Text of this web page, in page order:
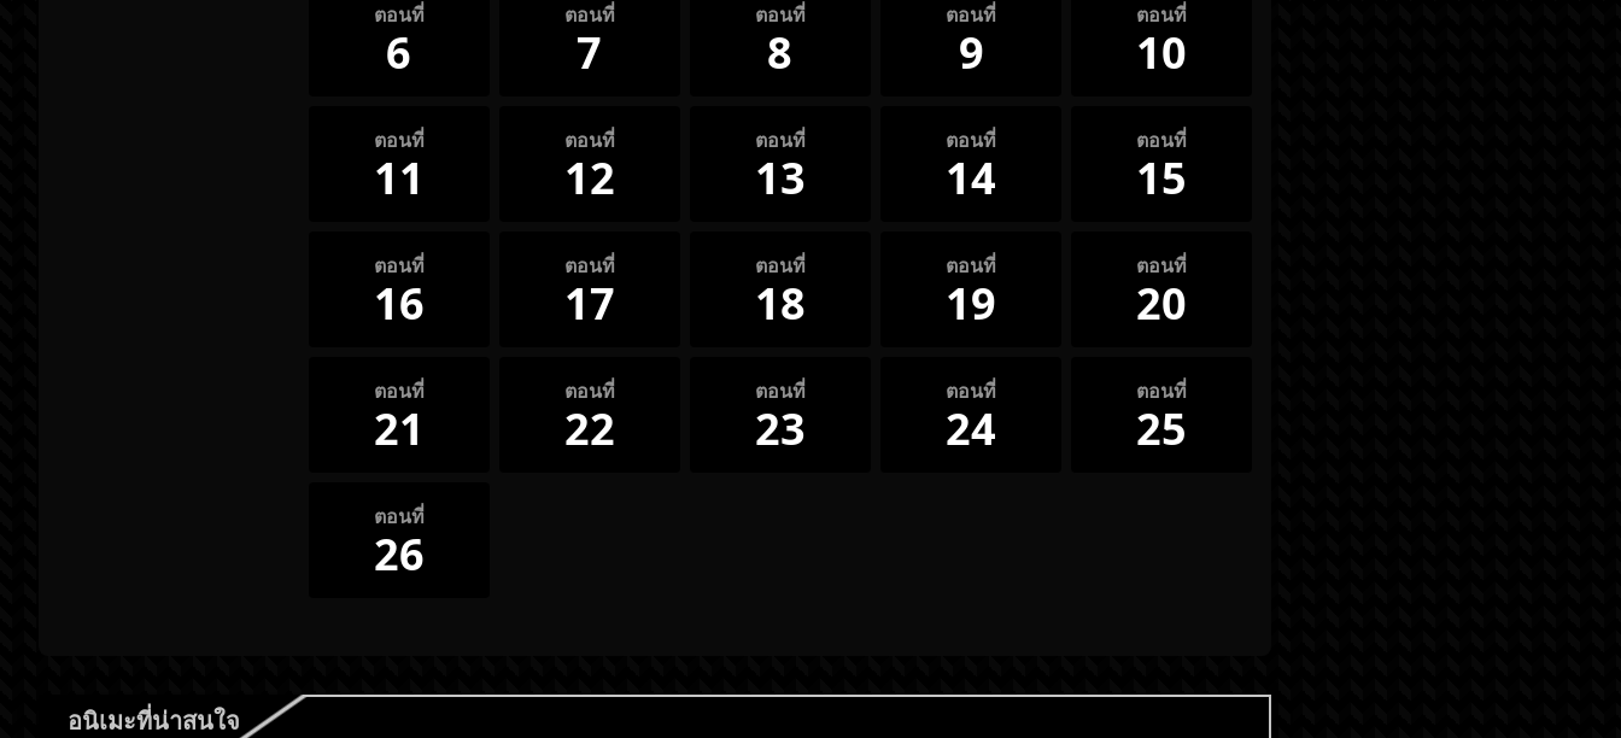
ตอนที่
6
ตอนที่
7
ตอนที่
8
ตอนที่
9
ตอนที่
10
ตอนที่
11
ตอนที่
12
ตอนที่
13
ตอนที่
14
ตอนที่
15
ตอนที่
16
ตอนที่
17
ตอนที่
18
ตอนที่
19
ตอนที่
20
ตอนที่
21
ตอนที่
22
ตอนที่
23
ตอนที่
24
ตอนที่
25
ตอนที่
26
อนิเมะที่น่าสนใจ